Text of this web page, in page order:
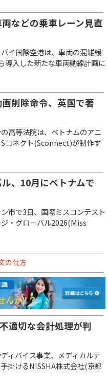
などの乗車レーン見直
イ国際空港は、車両の混雑緩
導入した新たな車両動線計画に
削除命令、英国で著
高等法院は、ベトナムのアニ
Sコネクト(Sconnect)が制作す
、10月にベトナムで
市で3日、国際ミスコンテスト
ジ・グローバル2026(Miss
の仕方
適切な会計処理が判
ィバイス事業、メディカルテ
掛けるNISSHA株式会社(京都